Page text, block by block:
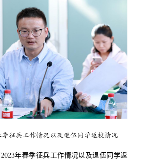
季征兵工作情况以及退伍同学返校情况
年春季征兵工作情况以及退伍同学返